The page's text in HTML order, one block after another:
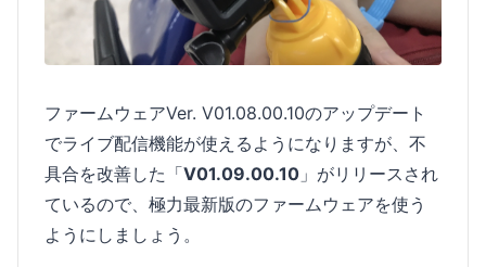
ファームウェアVer. V01.08.00.10のアップデート
でライブ配信機能が使えるようになりますが、不
具合を改善した「V01.09.00.10 」がリリースされ
ているので、極力最新版のファームウェアを使う
ようにしましょう。